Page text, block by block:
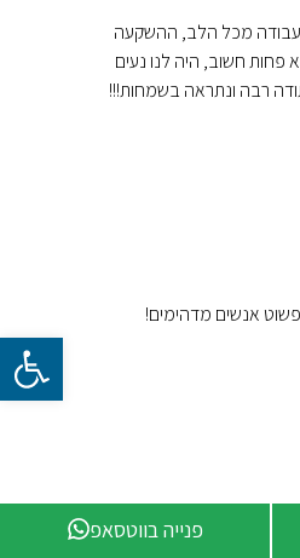
פתח
מכל הלב, ההשקעה
פחות חשוב, היה לנו נעים
רבה ונתראה בשמחות!!!
אנשים מדהימים!
ליווי לאורך כל הדרך משלב
פנייה בווטסאפ